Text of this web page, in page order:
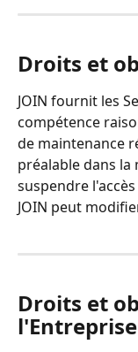
Droits et
JOIN fournit les
compétence
de maintenance
préalable dans la
suspendre
JOIN peut
Droits et
l'Entreprise